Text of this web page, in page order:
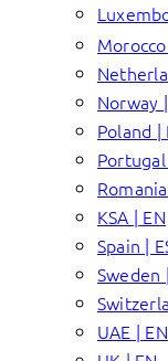
Norway
Poland |
Portugal
KSA | EN
Spain |
Sweden
UAE | EN